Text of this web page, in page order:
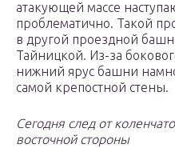
атакующей массе
проблематично. Такой
в другой проездной
Тайницкой. Из-за
нижний ярус башни
самой крепостной стены.
Сегодня след от
восточной стороны